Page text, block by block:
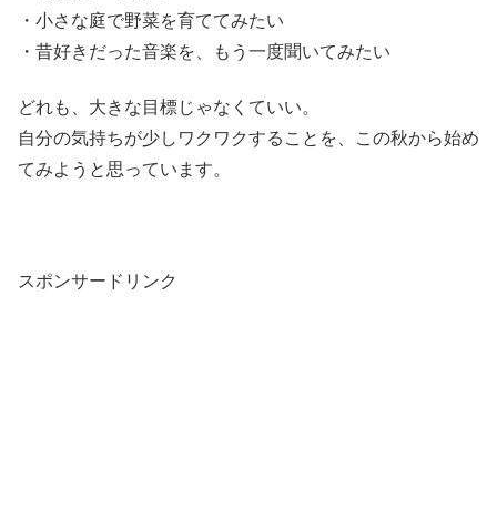
・小さな庭で野菜を育ててみたい
・昔好きだった音楽を、もう一度聞いてみたい
どれも、大きな目標じゃなくていい。
自分の気持ちが少しワクワクすることを、この秋から始め
てみようと思っています。
スポンサードリンク